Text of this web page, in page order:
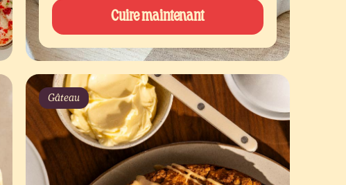
Cuire maintenant
Gâteau